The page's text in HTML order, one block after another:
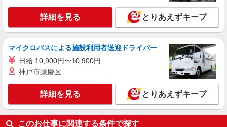
契約社員
THE KISS
ジュエリー販売スタッフ
［アルバイト・契約社員］時給1,230円以上 交
通費： 交通費支給 ※1日1,000円まで
神奈川県平塚市天沼10-1 ららぽーと湘南平塚
キープ 詳細を見る
詳細を見る とりあえずキープ
マイクロバスによる施設利用者送迎ドライバー
日給 10,900円〜10,900円
神戸市須磨区
詳細を見る とりあえずキープ
このお仕事に関連する条件で探す